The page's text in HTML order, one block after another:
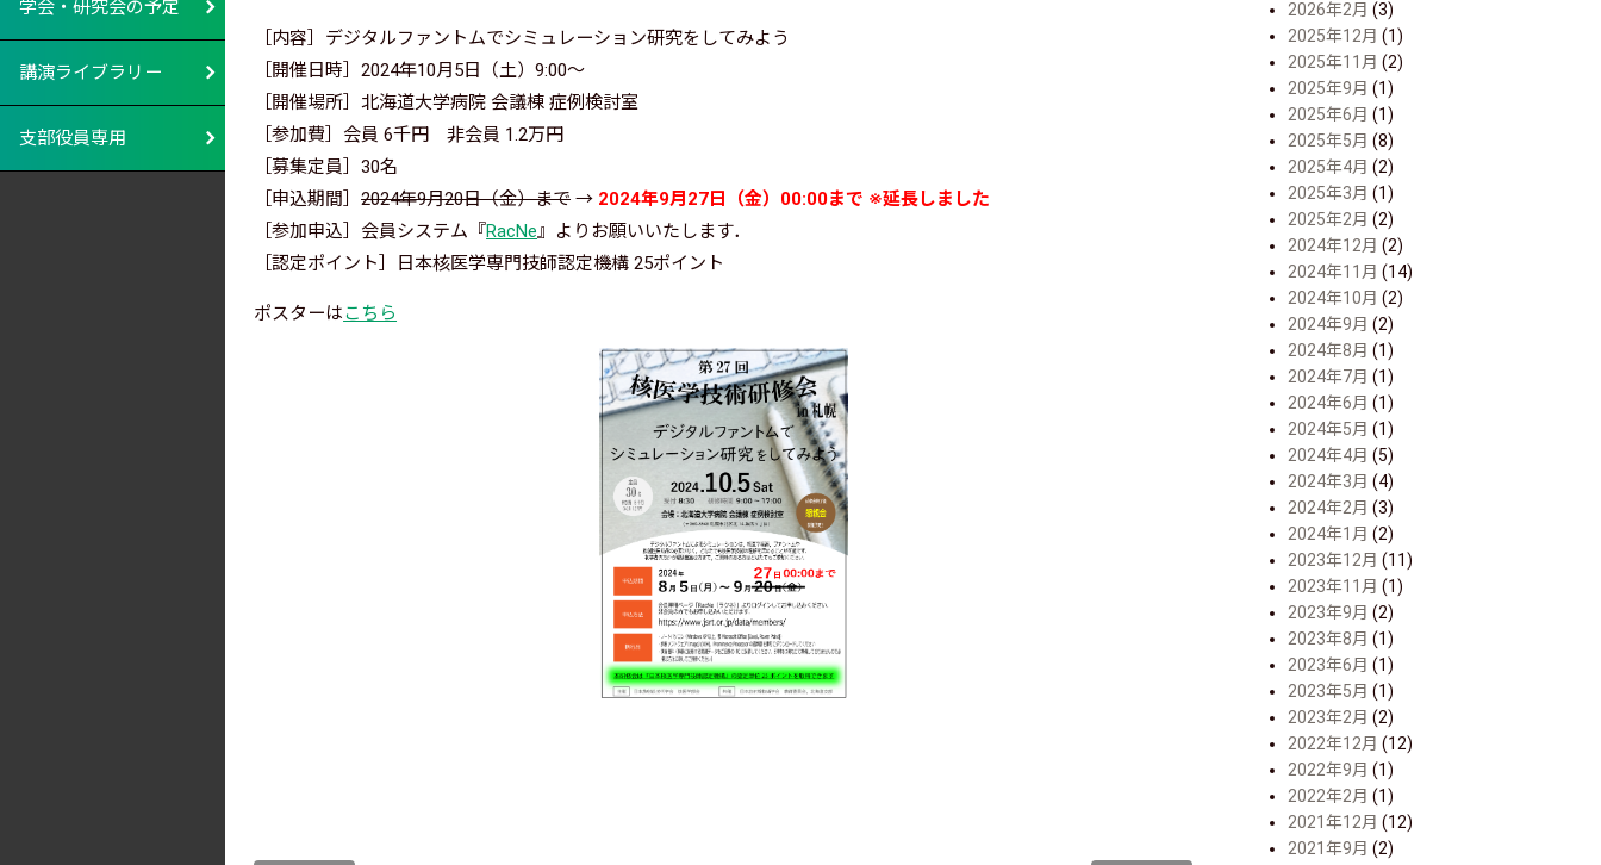
学会・研究会の予定
講演ライブラリー
支部役員専用
［内容］デジタルファントムでシミュレーション研究をしてみよう
［開催日時］2024年10月5日（土）9:00～
［開催場所］北海道大学病院 会議棟 症例検討室
［参加費］会員 6千円 非会員 1.2万円
［募集定員］30名
［申込期間］2024年9月20日（金）まで → 2024年9月27日（金）00:00まで ※延長しました
［参加申込］会員システム『RacNe 』よりお願いいたします．
［認定ポイント］日本核医学専門技師認定機構 25ポイント
ポスターはこちら
2026年2月 (3)
2025年12月 (1)
2025年11月 (2)
2025年9月 (1)
2025年6月 (1)
2025年5月 (8)
2025年4月 (2)
2025年3月 (1)
2025年2月 (2)
2024年12月 (2)
2024年11月 (14)
2024年10月 (2)
2024年9月 (2)
2024年8月 (1)
2024年7月 (1)
2024年6月 (1)
2024年5月 (1)
2024年4月 (5)
2024年3月 (4)
2024年2月 (3)
2024年1月 (2)
2023年12月 (11)
2023年11月 (1)
2023年9月 (2)
2023年8月 (1)
2023年6月 (1)
2023年5月 (1)
2023年2月 (2)
2022年12月 (12)
2022年9月 (1)
2022年2月 (1)
2021年12月 (12)
2021年9月 (2)